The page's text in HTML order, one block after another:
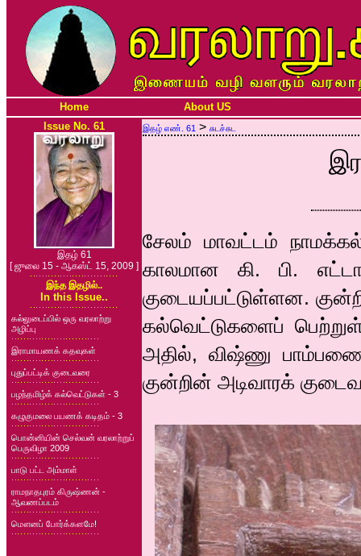
Home
About US
Issue No. 61
இதழ் 61
[ ஜுலை 15 - ஆகஸ்ட் 15, 2009 ]
இந்த இதழில்..
In this Issue..
கல்லுடைப்பில் ஒரு வரலாற்று
அழிப்பு
இராமாயணக் கதவுகள்
புதுப்பட்டிக் குடைவரை
பழந்தமிழ்க் கல்வெட்டுகள் - 3
கழுகுமலை பயணக் கடிதம் - 3
பொன்னியின் செல்வன் வரலாற்றுப்
பெருவிழா 2009
பாடு பட்ட அம்மாள்
ராமநாதபுரம் கிருஷ்ணன் -
ஆவணப்படம்
மௌனப் போர்க்களமே!
இதழ் எண். 61 > சுடச்சுட
சேலம் மாவட்டம்
காலமான கி. பி.
குடையப்பட்டுள்ளன.
கல்வெட்டுகளைப்
அதில், விஷ்ணு பாம்பணை
குன்றின் அடிவாரக்